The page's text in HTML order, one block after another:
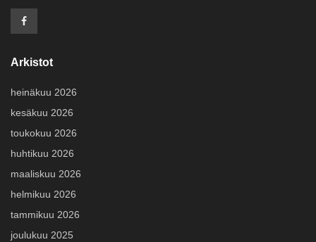
Arkistot
heinäkuu 2026
kesäkuu 2026
toukokuu 2026
huhtikuu 2026
maaliskuu 2026
helmikuu 2026
tammikuu 2026
joulukuu 2025